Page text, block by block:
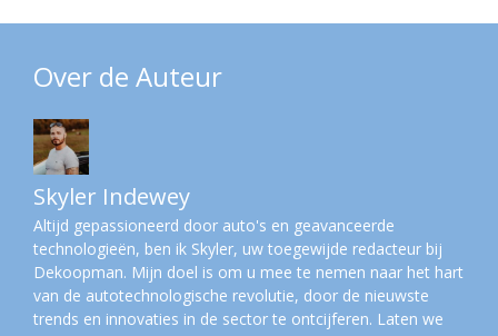
Over de Auteur
Skyler Indewey
Altijd gepassioneerd door auto's en geavanceerde
technologieën, ben ik Skyler, uw toegewijde redacteur bij
Dekoopman. Mijn doel is om u mee te nemen naar het hart
van de autotechnologische revolutie, door de nieuwste
trends en innovaties in de sector te ontcijferen. Laten we